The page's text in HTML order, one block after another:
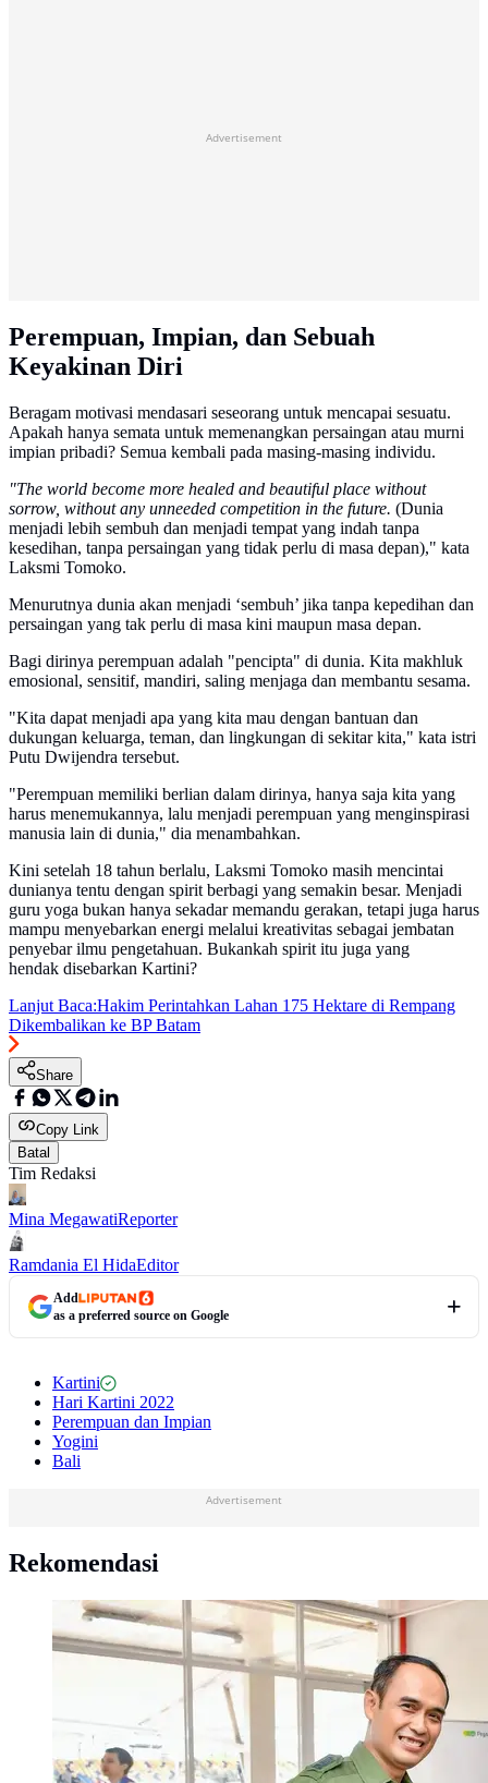
Advertisement
Perempuan, Impian, dan Sebuah
Keyakinan Diri
Beragam motivasi mendasari seseorang untuk mencapai sesuatu.
Apakah hanya semata untuk memenangkan persaingan atau murni
impian pribadi? Semua kembali pada masing-masing individu.
"The world become more healed and beautiful place without
sorrow, without any unneeded competition in the future. (Dunia
menjadi lebih sembuh dan menjadi tempat yang indah tanpa
kesedihan, tanpa persaingan yang tidak perlu di masa depan)," kata
Laksmi Tomoko.
Menurutnya dunia akan menjadi ‘sembuh’ jika tanpa kepedihan dan
persaingan yang tak perlu di masa kini maupun masa depan.
Bagi dirinya perempuan adalah "pencipta" di dunia. Kita makhluk
emosional, sensitif, mandiri, saling menjaga dan membantu sesama.
"Kita dapat menjadi apa yang kita mau dengan bantuan dan
dukungan keluarga, teman, dan lingkungan di sekitar kita," kata istri
Putu Dwijendra tersebut.
"Perempuan memiliki berlian dalam dirinya, hanya saja kita yang
harus menemukannya, lalu menjadi perempuan yang menginspirasi
manusia lain di dunia," dia menambahkan.
Kini setelah 18 tahun berlalu, Laksmi Tomoko masih mencintai
dunianya tentu dengan spirit berbagi yang semakin besar. Menjadi
guru yoga bukan hanya sekadar memandu gerakan, tetapi juga harus
mampu menyebarkan energi melalui kreativitas sebagai jembatan
penyebar ilmu pengetahuan. Bukankah spirit itu juga yang
hendak disebarkan Kartini?
Lanjut Baca:Hakim Perintahkan Lahan 175 Hektare di Rempang
Dikembalikan ke BP Batam
Share
Copy Link
Batal
Tim Redaksi
Mina MegawatiReporter
Ramdania El HidaEditor
Add
as a preferred source on Google
Kartini
Hari Kartini 2022
Perempuan dan Impian
Yogini
Bali
Advertisement
Rekomendasi